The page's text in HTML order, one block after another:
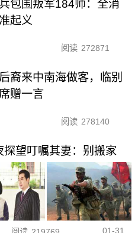
包围叛军184师：全消
起义
阅读 272871
裔来中南海做客，临别
赠一言
阅读 278140
望叮嘱其妻：别搬家
01-31